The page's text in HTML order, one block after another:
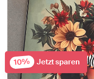
10% Jetzt sparen